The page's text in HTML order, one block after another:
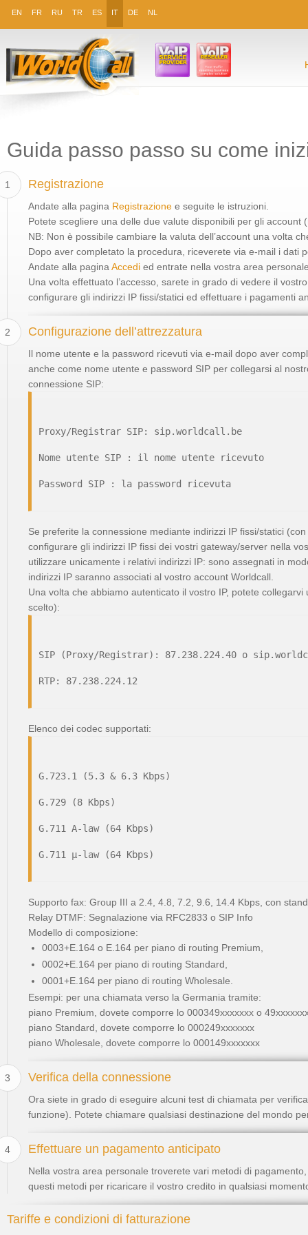
EN FR RU TR ES IT DE NL
Guida passo passo su come
1 Registrazione
Andate alla pagina Registrazione e seguite le istruzioni.
Potete scegliere una delle due valute disponibili per gli
NB: Non è possibile cambiare la valuta dell’account una volta
Dopo aver completato la procedura, riceverete via e-mail i dati
Andate alla pagina Accedi ed entrate nella vostra area
Una volta effettuato l’accesso, sarete in grado di vedere il
configurare gli indirizzi IP fissi/statici ed effettuare i pagamenti
2 Configurazione dell’attrezzatura
Il nome utente e la password ricevuti via e-mail dopo aver
anche come nome utente e password SIP per collegarsi al
connessione SIP:
Proxy/Registrar SIP: sip.worldcall.be
Nome utente SIP : il nome utente ricevuto
Password SIP : la password ricevuta
Se preferite la connessione mediante indirizzi IP fissi/statici
configurare gli indirizzi IP fissi dei vostri gateway/server nella
utilizzare unicamente i relativi indirizzi IP: sono assegnati in
indirizzi IP saranno associati al vostro account Worldcall.
Una volta che abbiamo autenticato il vostro IP, potete
scelto):
SIP (Proxy/Registrar): 87.238.224.40 o
RTP: 87.238.224.12
Elenco dei codec supportati:
G.723.1 (5.3 & 6.3 Kbps)
G.729 (8 Kbps)
G.711 A-law (64 Kbps)
G.711 μ-law (64 Kbps)
Supporto fax: Group III a 2.4, 4.8, 7.2, 9.6, 14.4 Kbps, con
Relay DTMF: Segnalazione via RFC2833 o SIP Info
Modello di composizione:
0003+E.164 o E.164 per piano di routing Premium,
0002+E.164 per piano di routing Standard,
0001+E.164 per piano di routing Wholesale.
Esempi: per una chiamata verso la Germania tramite:
piano Premium, dovete comporre lo 000349xxxxxxx o
piano Standard, dovete comporre lo 000249xxxxxxx
piano Wholesale, dovete comporre lo 000149xxxxxxx
3 Verifica della connessione
Ora siete in grado di eseguire alcuni test di chiamata per
funzione). Potete chiamare qualsiasi destinazione del mondo
4 Effettuare un pagamento anticipato
Nella vostra area personale troverete vari metodi di
questi metodi per ricaricare il vostro credito in qualsiasi
Tariffe e condizioni di fatturazione